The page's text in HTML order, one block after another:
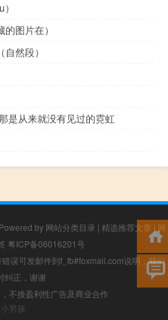
图片在）
然段）
是从来就没有见过的霓虹
Powered by 网站分类目录 | 精选推荐文章 | 网
粤ICP备06016201号
误可发邮件到f_fb#foxmail.com说明，我们
纠正，谢谢
不接盈利性广告及商业合作
小男孩